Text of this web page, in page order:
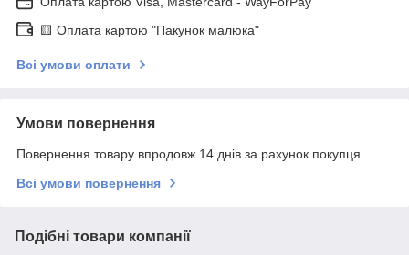
🟨 Оплата картою "Пакунок малюка"
Всі умови оплати
Умови повернення
Повернення товару впродовж 14 днів за рахунок покупця
Всі умови повернення
Подібні товари компанії